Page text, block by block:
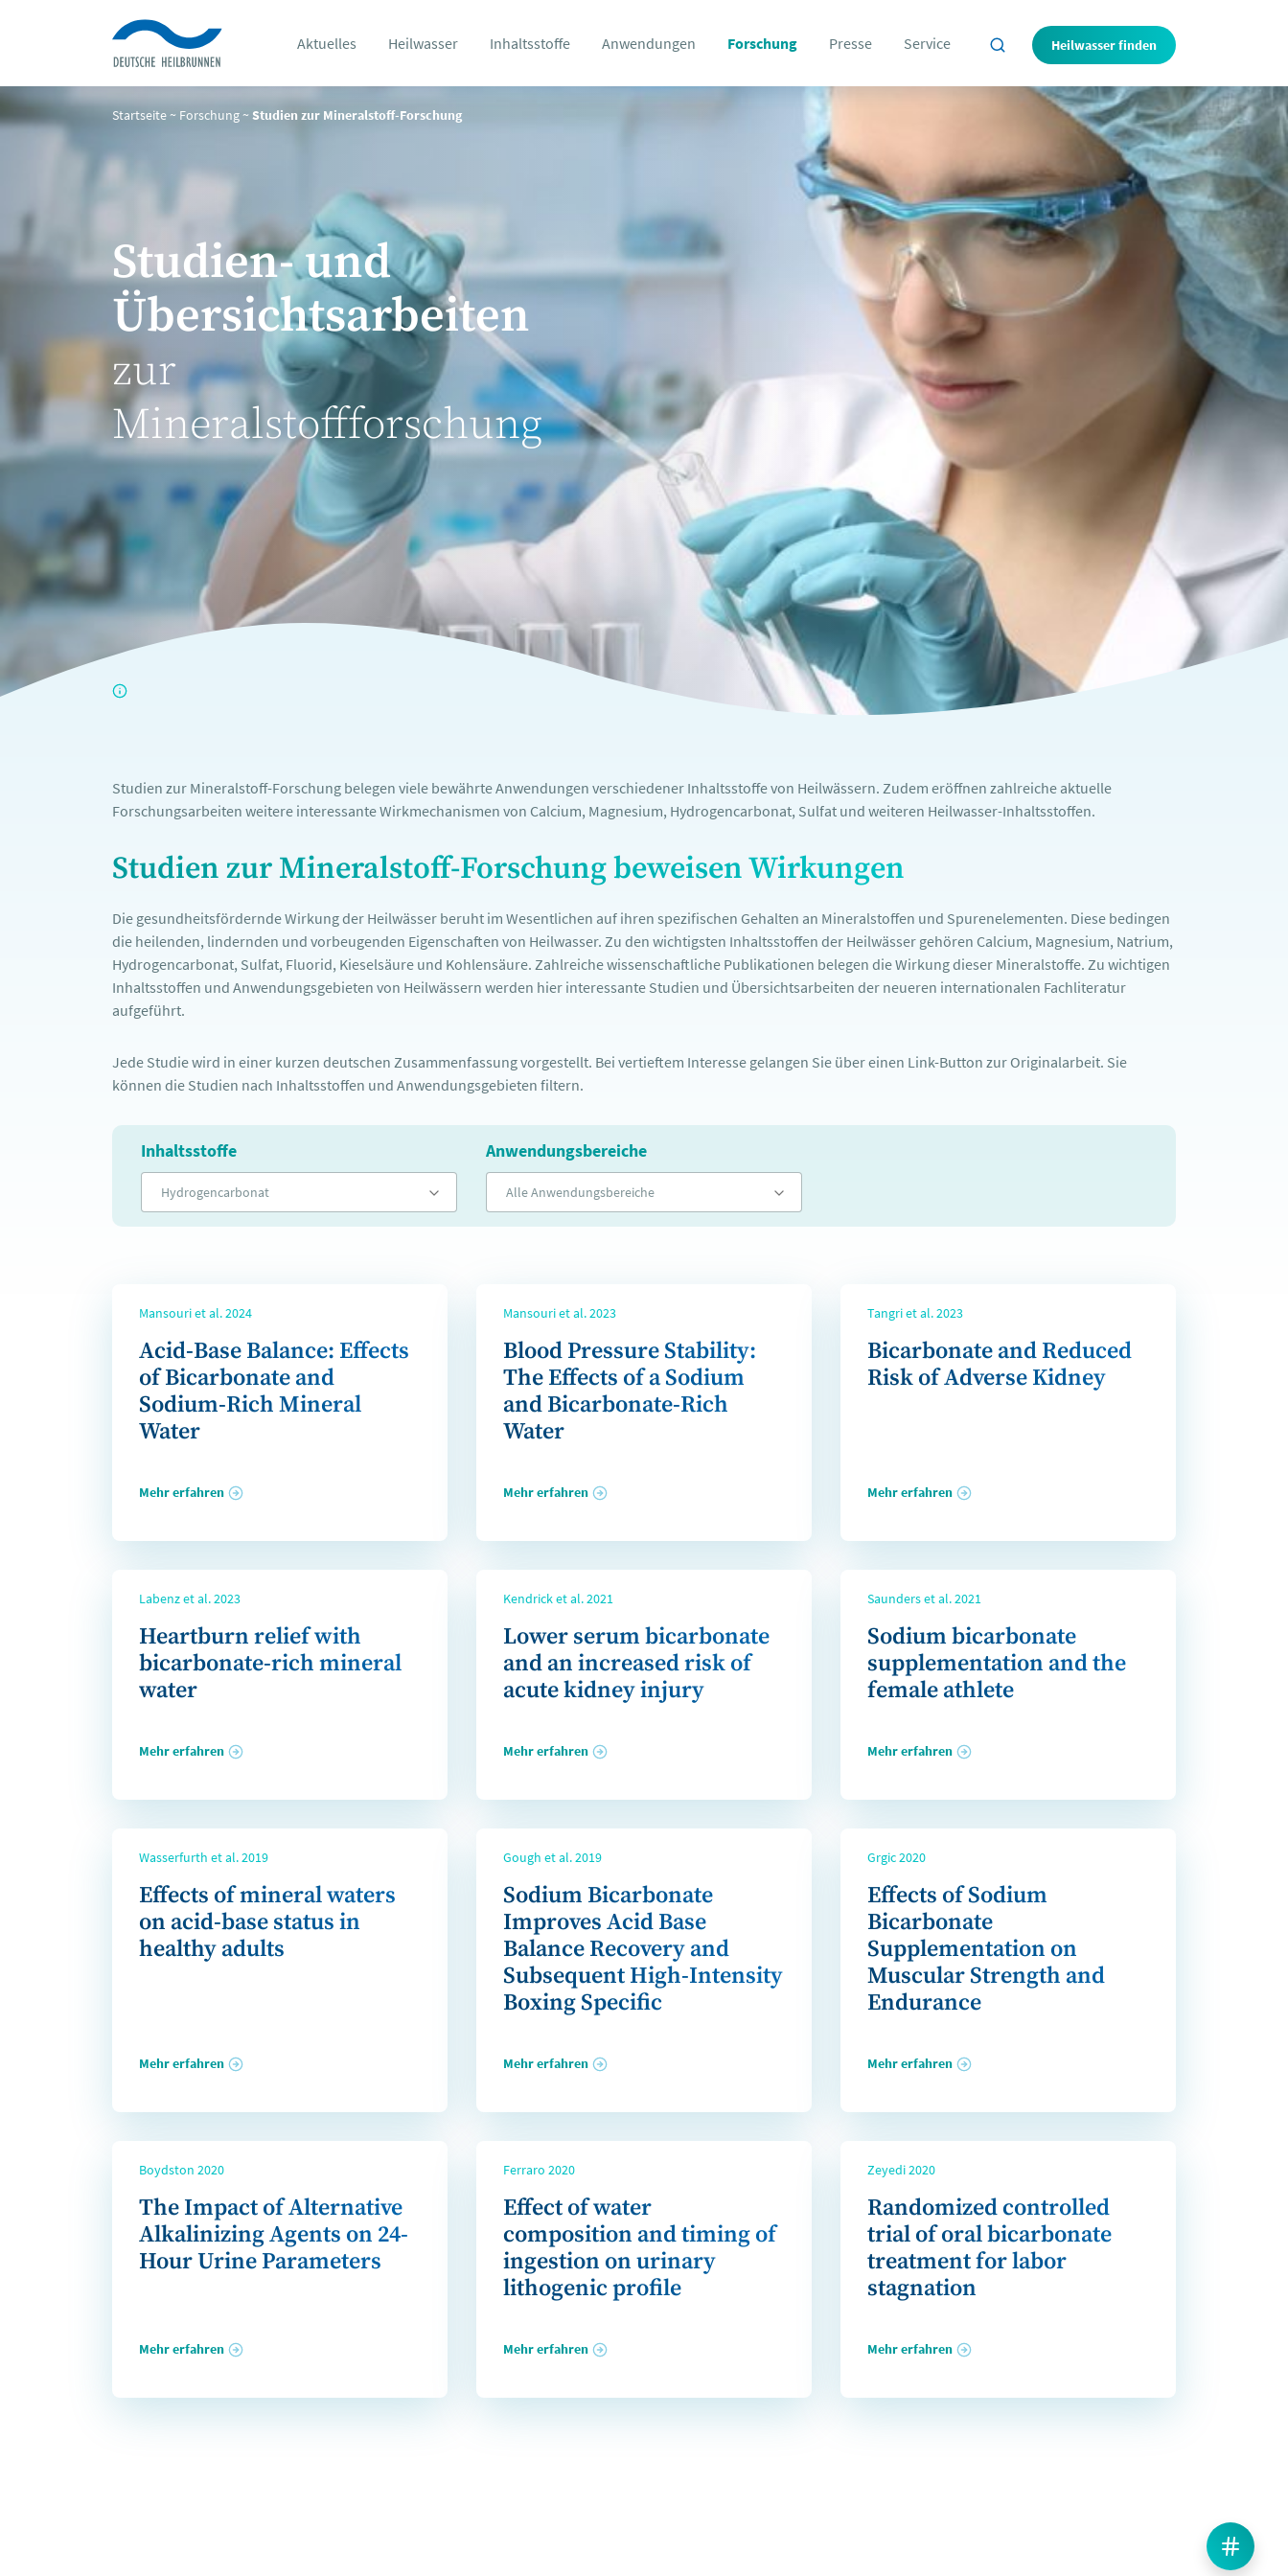
Aktuelles Heilwasser Inhaltsstoffe Anwendungen Forschung Presse Service Heilwasser finden
Startseite~ Forschung~Studien zur Mineralstoff-Forschung
Studien- und
Übersichtsarbeiten
zur
Mineralstoffforschung
Studien zur Mineralstoff-Forschung belegen viele bewährte Anwendungen verschiedener Inhaltsstoffe von Heilwässern. Zudem eröffnen zahlreiche aktuelle
Forschungsarbeiten weitere interessante Wirkmechanismen von Calcium, Magnesium, Hydrogencarbonat, Sulfat und weiteren Heilwasser-Inhaltsstoffen.
Studien zur Mineralstoff-Forschung beweisen Wirkungen
Die gesundheitsfördernde Wirkung der Heilwässer beruht im Wesentlichen auf ihren spezifischen Gehalten an Mineralstoffen und Spurenelementen. Diese bedingen
die heilenden, lindernden und vorbeugenden Eigenschaften von Heilwasser. Zu den wichtigsten Inhaltsstoffen der Heilwässer gehören Calcium, Magnesium, Natrium,
Hydrogencarbonat, Sulfat, Fluorid, Kieselsäure und Kohlensäure. Zahlreiche wissenschaftliche Publikationen belegen die Wirkung dieser Mineralstoffe. Zu wichtigen
Inhaltsstoffen und Anwendungsgebieten von Heilwässern werden hier interessante Studien und Übersichtsarbeiten der neueren internationalen Fachliteratur
aufgeführt.
Jede Studie wird in einer kurzen deutschen Zusammenfassung vorgestellt. Bei vertieftem Interesse gelangen Sie über einen Link-Button zur Originalarbeit. Sie
können die Studien nach Inhaltsstoffen und Anwendungsgebieten filtern.
Inhaltsstoffe
Hydrogencarbonat
Anwendungsbereiche
Alle Anwendungsbereiche
Mansouri et al. 2024
Acid-Base Balance: Effects
of Bicarbonate and
Sodium-Rich Mineral
Water
Mehr erfahren
Mansouri et al. 2023
Blood Pressure Stability:
The Effects of a Sodium
and Bicarbonate-Rich
Water
Mehr erfahren
Tangri et al. 2023
Bicarbonate and Reduced
Risk of Adverse Kidney
Mehr erfahren
Labenz et al. 2023
Heartburn relief with
bicarbonate-rich mineral
water
Mehr erfahren
Kendrick et al. 2021
Lower serum bicarbonate
and an increased risk of
acute kidney injury
Mehr erfahren
Saunders et al. 2021
Sodium bicarbonate
supplementation and the
female athlete
Mehr erfahren
Wasserfurth et al. 2019
Effects of mineral waters
on acid-base status in
healthy adults
Mehr erfahren
Gough et al. 2019
Sodium Bicarbonate
Improves Acid Base
Balance Recovery and
Subsequent High-Intensity
Boxing Specific
Mehr erfahren
Grgic 2020
Effects of Sodium
Bicarbonate
Supplementation on
Muscular Strength and
Endurance
Mehr erfahren
Boydston 2020
The Impact of Alternative
Alkalinizing Agents on 24-
Hour Urine Parameters
Mehr erfahren
Ferraro 2020
Effect of water
composition and timing of
ingestion on urinary
lithogenic profile
Mehr erfahren
Zeyedi 2020
Randomized controlled
trial of oral bicarbonate
treatment for labor
stagnation
Mehr erfahren